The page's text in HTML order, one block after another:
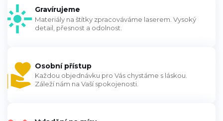
Gravírujeme
Materiály na štítky zpracováváme laserem. Vysoký
detail, přesnost a odolnost.
Osobní přístup
Každou objednávku pro Vás chystáme s láskou.
Záleží nám na Vaší spokojenosti.